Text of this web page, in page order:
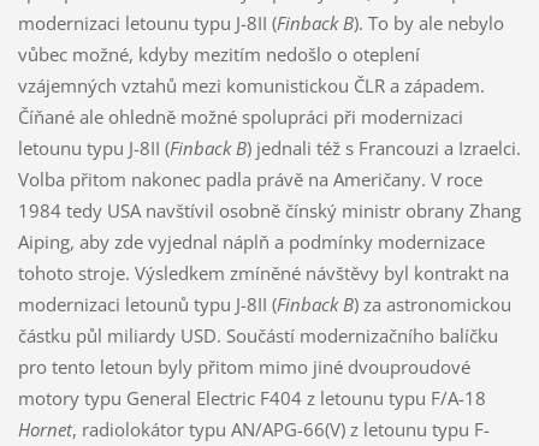
modernizaci letounu typu J-8II (Finback B). To by ale nebylo
vůbec možné, kdyby mezitím nedošlo o oteplení
vzájemných vztahů mezi komunistickou ČLR a západem.
Číňané ale ohledně možné spolupráci při modernizaci
letounu typu J-8II (Finback B) jednali též s Francouzi a Izraelci.
Volba přitom nakonec padla právě na Američany. V roce
1984 tedy USA navštívil osobně čínský ministr obrany Zhang
Aiping, aby zde vyjednal náplň a podmínky modernizace
tohoto stroje. Výsledkem zmíněné návštěvy byl kontrakt na
modernizaci letounů typu J-8II (Finback B) za astronomickou
částku půl miliardy USD. Součástí modernizačního balíčku
pro tento letoun byly přitom mimo jiné dvouproudové
motory typu General Electric F404 z letounu typu F/A-18
Hornet, radiolokátor typu AN/APG-66(V) z letounu typu F-